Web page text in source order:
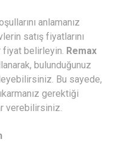
anlamanız
satış fiyatlarını
fiyat belirleyin. Remax
bulunduğunuz
Bu sayede,
gerektiği
verebilirsiniz.